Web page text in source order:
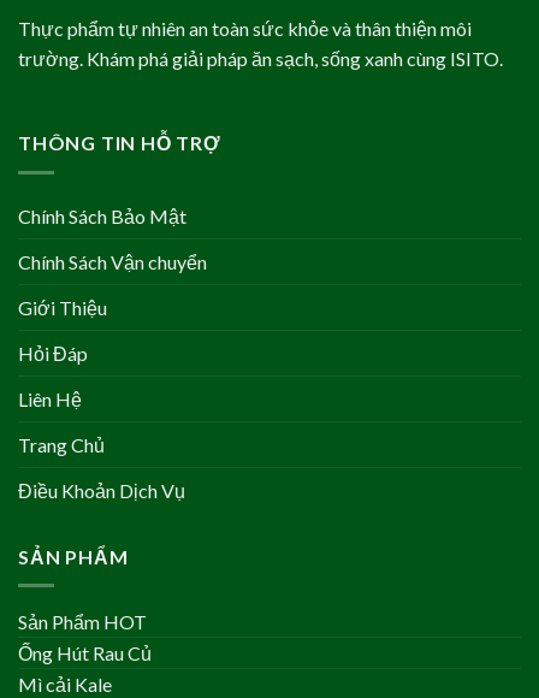
Thực phẩm tự nhiên an toàn sức khỏe và thân thiện môi
trường. Khám phá giải pháp ăn sạch, sống xanh cùng ISITO.
THÔNG TIN HỖ TRỢ
Chính Sách Bảo Mật
Chính Sách Vận chuyển
Giới Thiệu
Hỏi Đáp
Liên Hệ
Trang Chủ
Điều Khoản Dịch Vụ
SẢN PHẨM
Sản Phẩm HOT
Ống Hút Rau Củ
Mì cải Kale